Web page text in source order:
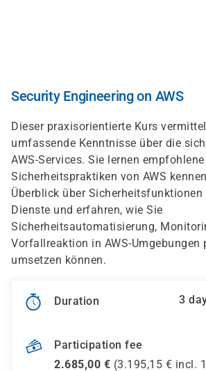
Security Engineering on AWS
Dieser praxisorientierte Kurs
umfassende Kenntnisse über die
AWS-Services. Sie lernen empfohlene
Sicherheitspraktiken von AWS
Überblick über Sicherheitsfunktionen
Dienste und erfahren, wie Sie
Sicherheitsautomatisierung,
Vorfallreaktion in AWS-Umgebungen
umsetzen können.
Duration 3
Participation fee
2.685,00 € (3.195,15 € incl.